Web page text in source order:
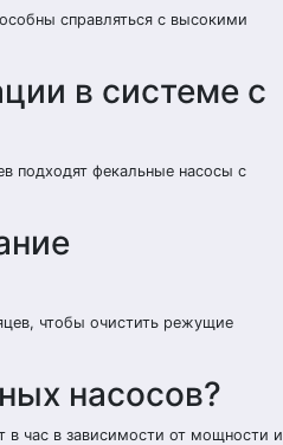
справляться с высокими
в системе с
подходят фекальные насосы с
чтобы очистить режущие
насосов?
час в зависимости от мощности и